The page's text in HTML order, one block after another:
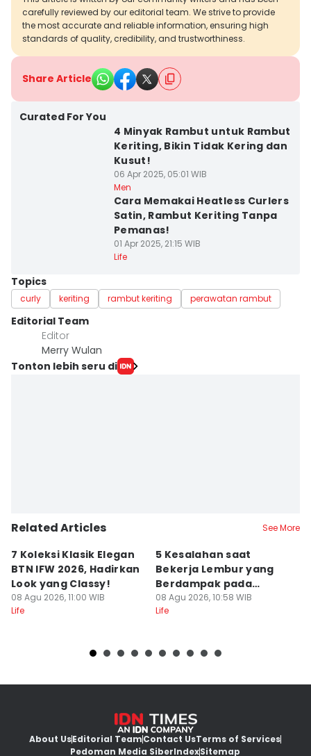
carefully reviewed by our editorial team. We strive to provide
the most accurate and reliable information, ensuring high
standards of quality, credibility, and trustworthiness.
Share Article
Curated For You
4 Minyak Rambut untuk Rambut
Keriting, Bikin Tidak Kering dan
Kusut!
06 Apr 2025, 05:01 WIB
Men
Cara Memakai Heatless Curlers
Satin, Rambut Keriting Tanpa
Pemanas!
01 Apr 2025, 21:15 WIB
Life
Topics
curly keriting rambut keriting perawatan rambut
Editorial Team
Editor
Merry Wulan
Tonton lebih seru di
Related Articles See More
7 Koleksi Klasik Elegan
BTN IFW 2026, Hadirkan
Look yang Classy!
08 Agu 2026, 11:00 WIB
Life
5 Kesalahan saat
Bekerja Lembur yang
Berdampak pada
Produktivitas
08 Agu 2026, 10:58 WIB
Life
About UsEditorial TeamContact UsTerms of Services
Pedoman Media SiberIndexSitemap